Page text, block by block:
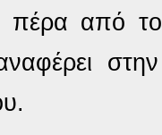
πέρα από